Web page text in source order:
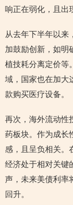
响正在弱化，且出
从去年下半年以来
加鼓励创新，如明
植技耗分离定价等
域，国家也在加大
款购买医疗设备。
再次，海外流动性
药板块。作为成长
感，且呈负相关。
经济处于相对关键
声，未来美债利率
回升。